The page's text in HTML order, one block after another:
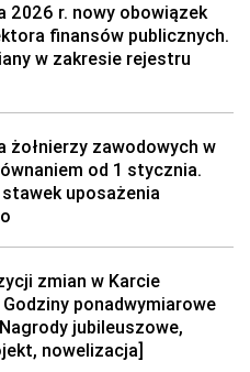
2026 r. nowy obowiązek
finansów publicznych.
w zakresie rejestru
żołnierzy zawodowych w
od 1 stycznia.
uposażenia
zmian w Karcie
ponadwymiarowe
jubileuszowe,
nowelizacja]